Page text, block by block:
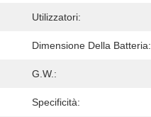
Utilizzatori:
Dimensione Della Batteria:
G.W.:
Specificità: